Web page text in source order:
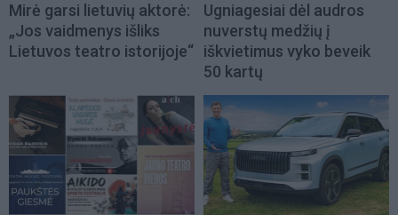
Mirė garsi lietuvių aktorė:
„Jos vaidmenys išliks
Lietuvos teatro istorijoje“
Ugniagesiai dėl audros
nuverstų medžių į
iškvietimus vyko beveik
50 kartų